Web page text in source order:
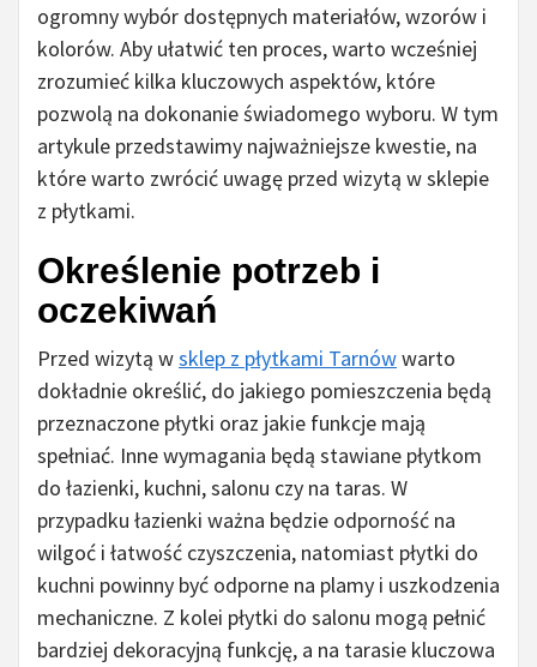
ogromny wybór dostępnych materiałów, wzorów i
kolorów. Aby ułatwić ten proces, warto wcześniej
zrozumieć kilka kluczowych aspektów, które
pozwolą na dokonanie świadomego wyboru. W tym
artykule przedstawimy najważniejsze kwestie, na
które warto zwrócić uwagę przed wizytą w sklepie
z płytkami.
Określenie potrzeb i
oczekiwań
Przed wizytą wsklep z płytkami Tarnówwarto
dokładnie określić, do jakiego pomieszczenia będą
przeznaczone płytki oraz jakie funkcje mają
spełniać. Inne wymagania będą stawiane płytkom
do łazienki, kuchni, salonu czy na taras. W
przypadku łazienki ważna będzie odporność na
wilgoć i łatwość czyszczenia, natomiast płytki do
kuchni powinny być odporne na plamy i uszkodzenia
mechaniczne. Z kolei płytki do salonu mogą pełnić
bardziej dekoracyjną funkcję, a na tarasie kluczowa